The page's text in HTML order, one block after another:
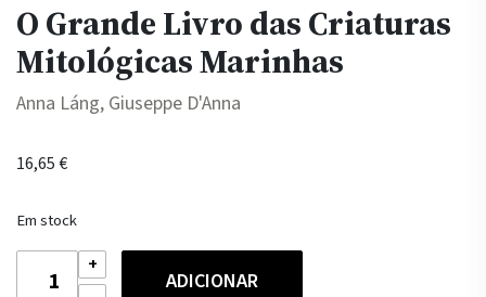
O Grande Livro das Criaturas
Mitológicas Marinhas
Anna Láng, Giuseppe D'Anna
16,65€
Em stock
Quantidade
ADICIONAR